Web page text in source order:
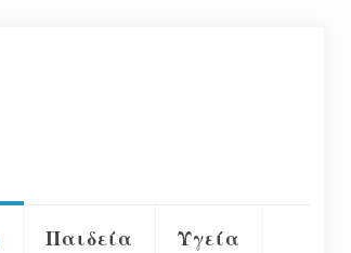
Παιδεία Υγεία